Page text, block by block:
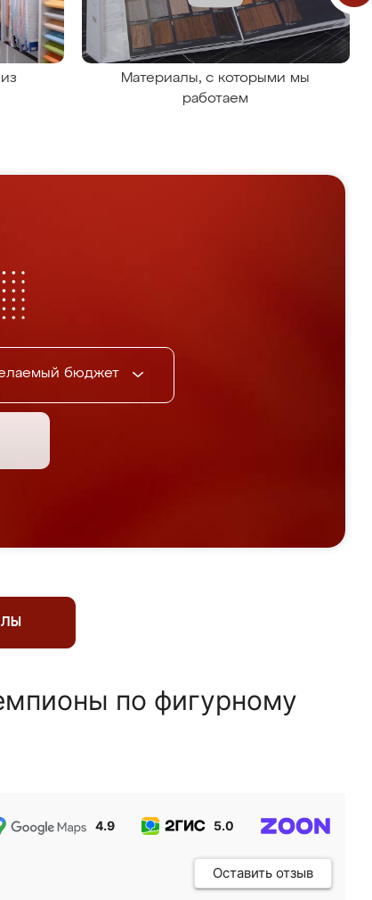
Материалы, с которыми мы
работаем
бюджет
по фигурному
4.9 5.0
Оставить отзыв